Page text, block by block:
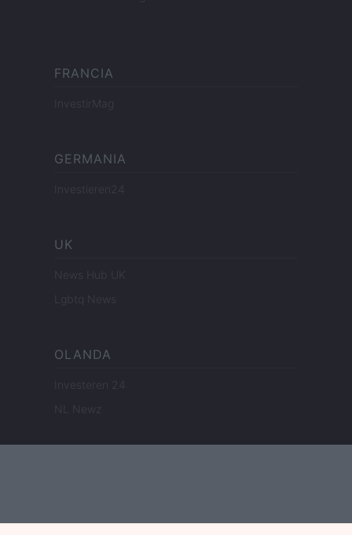
FRANCIA
InvestirMag
GERMANIA
Investieren24
UK
News Hub UK
Lgbtq News
OLANDA
Investeren 24
NL Newz